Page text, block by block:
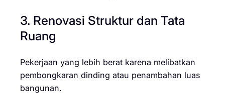
3. Renovasi Struktur dan Tata
Ruang
Pekerjaan yang lebih berat karena melibatkan
pembongkaran dinding atau penambahan luas
bangunan.